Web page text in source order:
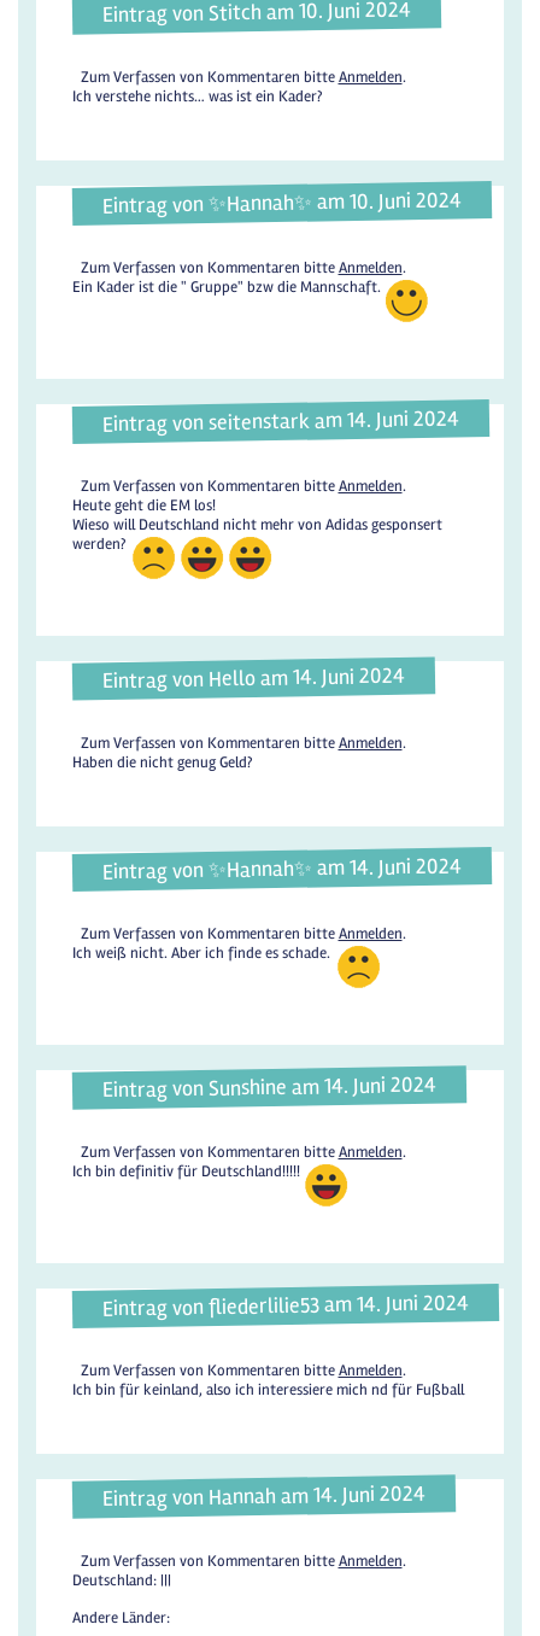
Eintrag von Stitch am 10. Juni 2024
Zum Verfassen von Kommentaren bitteAnmelden.
Ich verstehe nichts… was ist ein Kader?
Eintrag von ✨️Hannah✨️ am 10. Juni 2024
Zum Verfassen von Kommentaren bitteAnmelden.
Ein Kader ist die " Gruppe" bzw die Mannschaft.
Eintrag von seitenstark am 14. Juni 2024
Zum Verfassen von Kommentaren bitteAnmelden.
Heute geht die EM los!
Wieso will Deutschland nicht mehr von Adidas gesponsert
werden?
Eintrag von Hello am 14. Juni 2024
Zum Verfassen von Kommentaren bitteAnmelden.
Haben die nicht genug Geld?
Eintrag von ✨️Hannah✨️ am 14. Juni 2024
Zum Verfassen von Kommentaren bitteAnmelden.
Ich weiß nicht. Aber ich finde es schade.
Eintrag von Sunshine am 14. Juni 2024
Zum Verfassen von Kommentaren bitteAnmelden.
Ich bin definitiv für Deutschland!!!!!
Eintrag von fliederlilie53 am 14. Juni 2024
Zum Verfassen von Kommentaren bitteAnmelden.
Ich bin für keinland, also ich interessiere mich nd für Fußball
Eintrag von Hannah am 14. Juni 2024
Zum Verfassen von Kommentaren bitteAnmelden.
Deutschland: |||
Andere Länder: